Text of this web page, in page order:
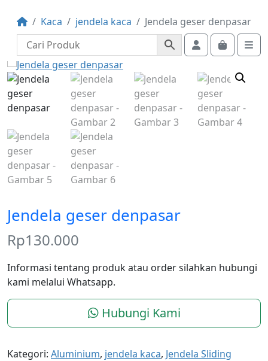
Kaca jendela kaca
Jendela geser denpasar
AccountCart
Jendela geser denpasar
Rp130.000
Informasi tentang produk atau order silahkan hubungi
kami melalui Whatsapp.
Hubungi Kami
Kategori: Aluminium, jendela kaca, Jendela Sliding